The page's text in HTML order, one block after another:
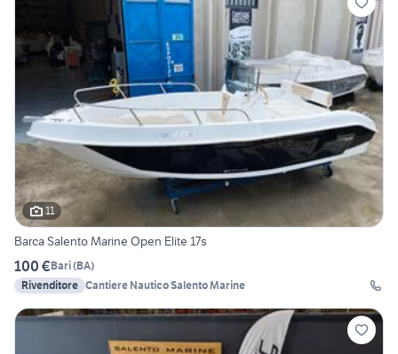
11
Barca Salento Marine Open Elite 17s
100 €Bari(BA)
Rivenditore Cantiere Nautico Salento Marine